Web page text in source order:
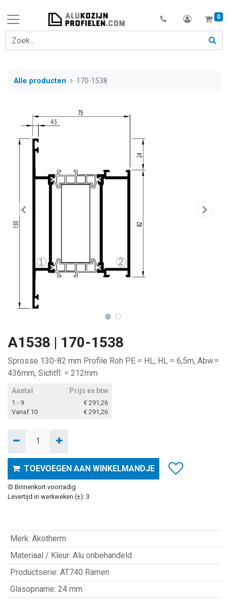
0
Alle producten 170-1538
A1538 | 170-1538
Sprosse 130-82 mm Profile Roh PE = HL, HL = 6,5m, Abw.=
436mm, Sichtfl. = 212mm
Aantal Prijs ex btw
1 - 9 € 291,26
Vanaf 10
€ 291,26
TOEVOEGEN AAN WINKELMANDJE
Binnenkort voorradig
Levertijd in werkweken (±): 3
Merk: Akotherm
Materiaal / Kleur: Alu onbehandeld
Productserie: AT740 Ramen
Glasopname: 24 mm